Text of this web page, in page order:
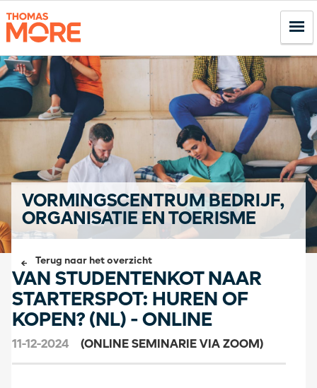
VORMINGSCENTRUM BEDRIJF,
ORGANISATIE EN TOERISME
Terug naar het overzicht
VAN STUDENTENKOT NAAR
STARTERSPOT: HUREN OF
KOPEN? (NL) - ONLINE
11-12-2024 (ONLINE SEMINARIE VIA ZOOM)